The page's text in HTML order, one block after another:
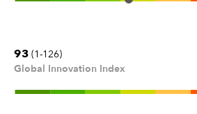
93 (1-126)
Global Innovation Index